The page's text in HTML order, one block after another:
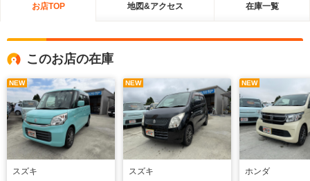
お店TOP 地図&アクセス 在庫一覧
このお店の在庫
NEW
スズキ
NEW
スズキ
NEW
ホンダ